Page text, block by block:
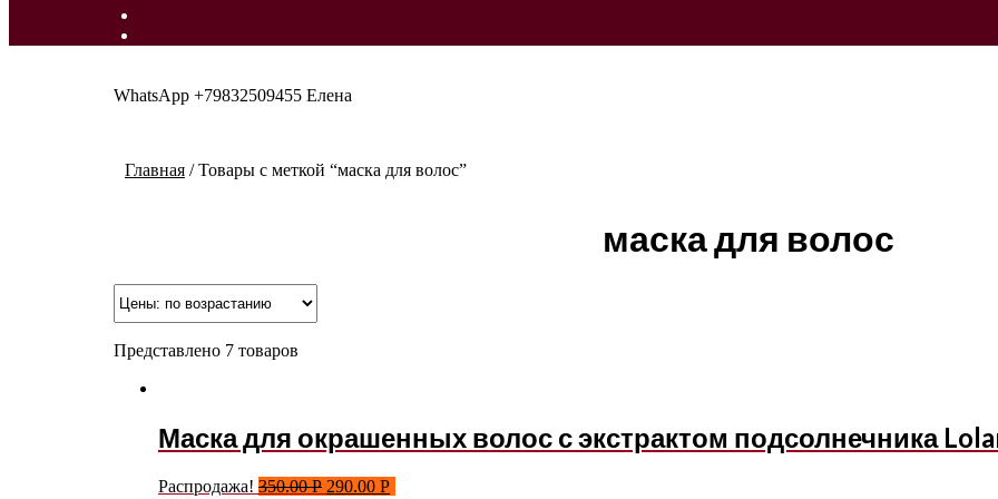
WhatsApp +79832509455 Елена
Главная/Товары с меткой “маска для волос”
маска для волос
Представлено 7 товаров
Маска для окрашенных волос с экстрактом подсолнечника
Распродажа! 350.00Р 290.00 Р